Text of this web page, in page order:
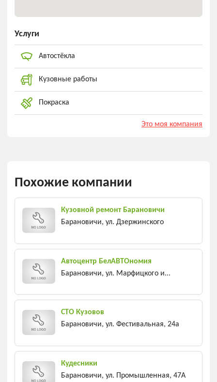
Услуги
Автостёкла
Кузовные работы
Покраска
Это моя компания
Похожие компании
Кузовной ремонт Барановичи
Барановичи, ул. Дзержинского
Автоцентр БелАВТОномия
Барановичи, ул. Марфицкого и...
СТО Кузовов
Барановичи, ул. Фестивальная, 24а
Кудесники
Барановичи, ул. Промышленная, 47А